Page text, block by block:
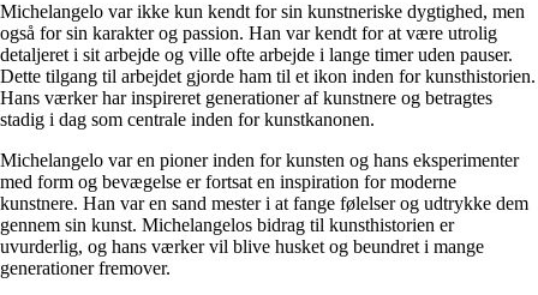
Michelangelo var ikke kun kendt for sin kunstneriske dygtighed, men
også for sin karakter og passion. Han var kendt for at være utrolig
detaljeret i sit arbejde og ville ofte arbejde i lange timer uden pauser.
Dette tilgang til arbejdet gjorde ham til et ikon inden for kunsthistorien.
Hans værker har inspireret generationer af kunstnere og betragtes
stadig i dag som centrale inden for kunstkanonen.
Michelangelo var en pioner inden for kunsten og hans eksperimenter
med form og bevægelse er fortsat en inspiration for moderne
kunstnere. Han var en sand mester i at fange følelser og udtrykke dem
gennem sin kunst. Michelangelos bidrag til kunsthistorien er
uvurderlig, og hans værker vil blive husket og beundret i mange
generationer fremover.